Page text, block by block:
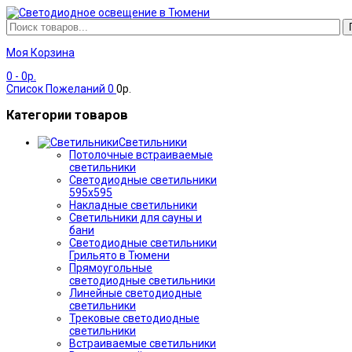
Моя Корзина
0 - 0р.
Список Пожеланий 0 0р.
Категории товаров
Светильники
Потолочные встраиваемые
светильники
Светодиодные светильники
595х595
Накладные светильники
Светильники для сауны и
бани
Светодиодные светильники
Грильято в Тюмени
Прямоугольные
светодиодные светильники
Линейные светодиодные
светильники
Трековые светодиодные
светильники
Встраиваемые светильники